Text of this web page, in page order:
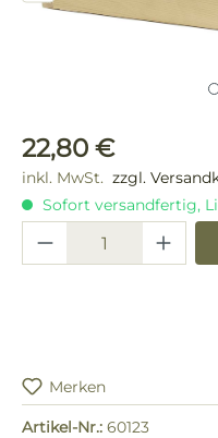
Regulärer Preis:
22,80 €
inkl. MwSt. zzgl.
Sofort versandfertig,
Produkt
Merken
Artikel-Nr.: 60123